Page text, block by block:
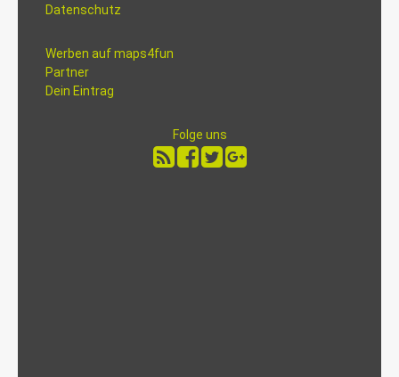
Datenschutz
Werben auf maps4fun
Partner
Dein Eintrag
Folge uns